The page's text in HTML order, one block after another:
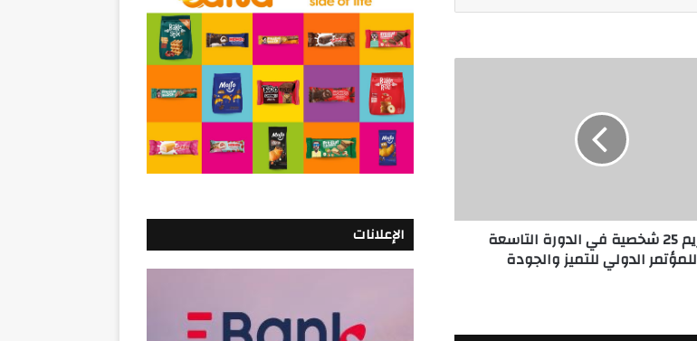
تكريم 25 شخصية في الدورة التاسعة
للمؤتمر الدولي للتميز والجودة
الإعلانات